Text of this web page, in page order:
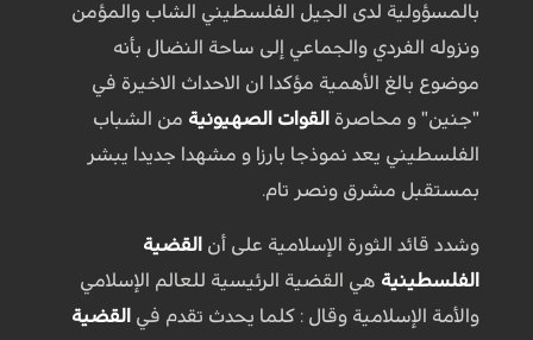
بالمسؤولية لدى الجيل الفلسطيني الشاب والمؤمن
ونزوله الفردي والجماعي إلى ساحة النضال بأنه
موضوع بالغ الأهمية مؤكدا ان الاحداث الاخيرة في
"جنين" و محاصرة القوات الصهيونية من الشباب
الفلسطيني يعد نموذجا بارزا و مشهدا جديدا يبشر
بمستقبل مشرق ونصر تام.
وشدد قائد الثورة الإسلامية على أن القضية
الفلسطينية هي القضية الرئيسية للعالم الإسلامي
والأمة الإسلامية وقال : كلما يحدث تقدم في القضية